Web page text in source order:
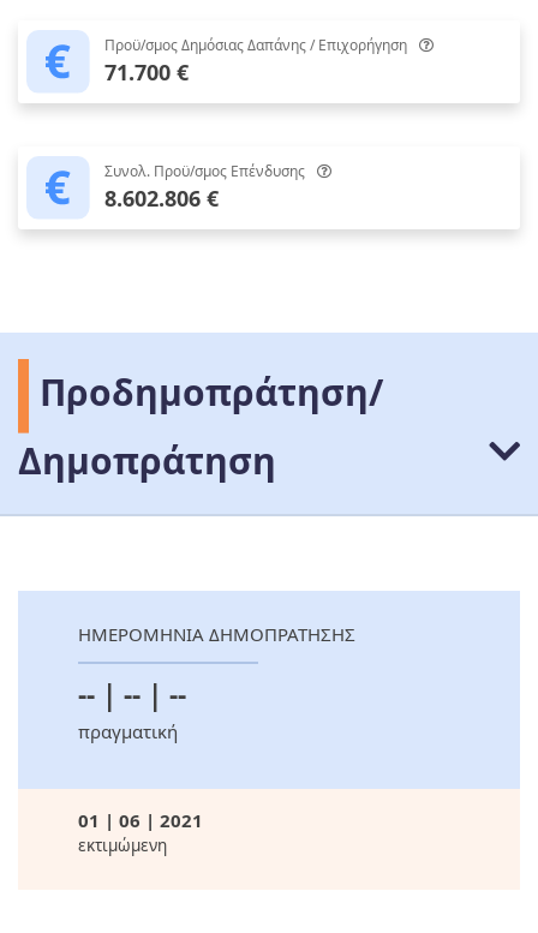
Προϋ/σμος Δημόσιας Δαπάνης / Επιχορήγηση
71.700 €
Συνολ. Προϋ/σμος Επένδυσης
8.602.806 €
Προδημοπράτηση/
Δημοπράτηση
ΗΜΕΡΟΜΗΝΙΑ ΔΗΜΟΠΡΑΤΗΣΗΣ
-- | -- | --
πραγματική
01 | 06 | 2021
εκτιμώμενη